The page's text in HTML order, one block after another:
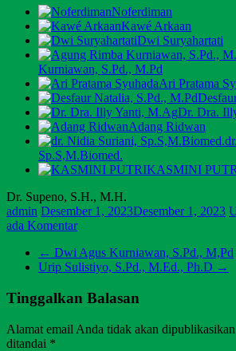
Noferdiman
Kawé Arkaan
Dwi Suryahartati
Kurniawan, S.Pd., M.Pd
Ari Pratama
Dr. Dra.
Adang Ridwan
Sp.S,M.Biomed.
KASMINI
Dr. Supeno, S.H., M.H.
admin Desember 1, 2023Desember 1, 2023
ada Komentar
← Dwi Agus Kurniawan, S.Pd., M,Pd
Urip Sulistiyo, S.Pd., M.Ed., Ph.D →
Tinggalkan Balasan
Alamat email Anda tidak akan
ditandai *